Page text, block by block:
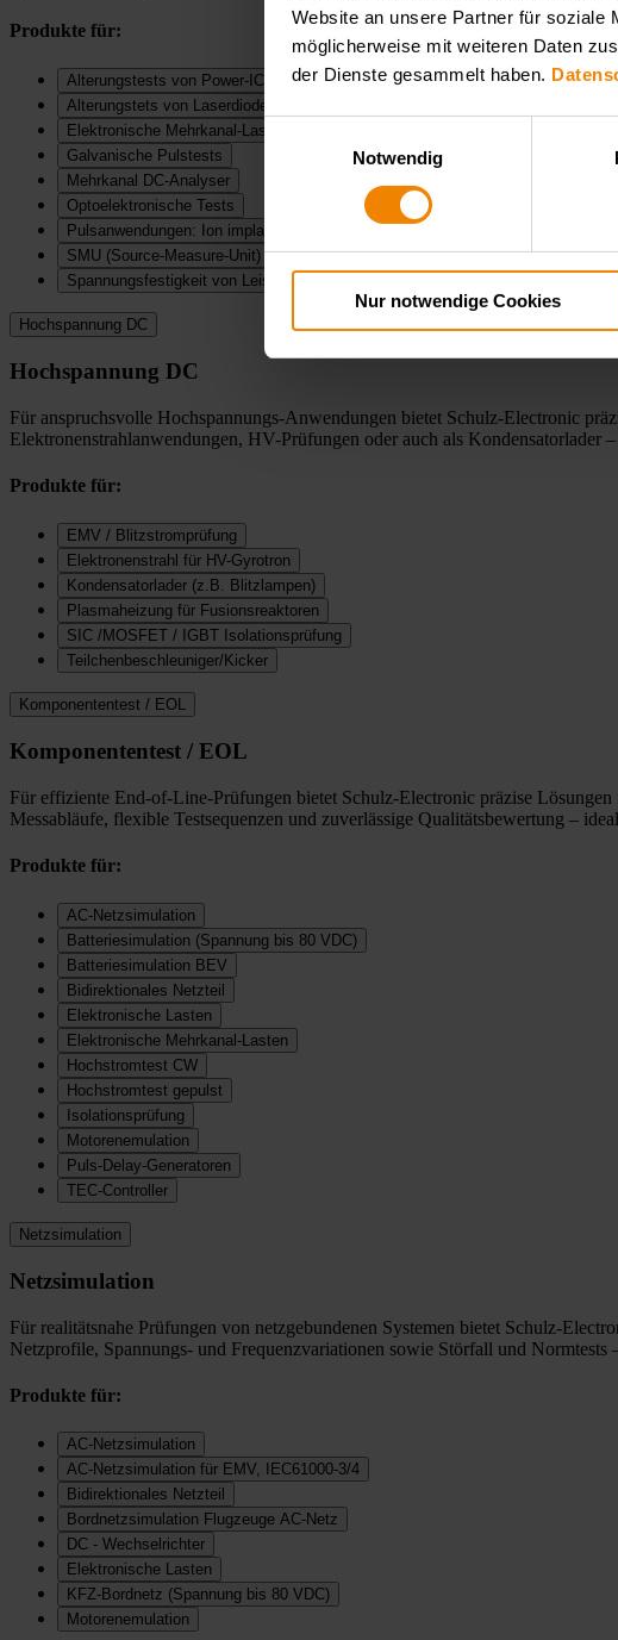
Website an unsere Partner für soziale
möglicherweise mit weiteren Daten
der Dienste gesammelt haben.
Einwilligungsauswahl
Notwendig
Nur notwendige Cookies
Produkte für:
Alterungstests von Power-IC's, DC-DC-Modulen
Alterungstets von Laserdioden, LED, Dioden
Elektronische Mehrkanal-Lasten
Galvanische Pulstests
Mehrkanal DC-Analyser
Optoelektronische Tests
Pulsanwendungen: Ion implantation, Laserpumpen, Galvanisierung
SMU (Source-Measure-Unit)
Spannungsfestigkeit von Leistungshalbleitern
Hochspannung DC
Hochspannung DC
Für anspruchsvolle Hochspannungs-Anwendungen bietet Schulz-Electronic
Elektronenstrahlanwendungen, HV-Prüfungen oder auch als Kondensatorlader
Produkte für:
EMV / Blitzstromprüfung
Elektronenstrahl für HV-Gyrotron
Kondensatorlader (z.B. Blitzlampen)
Plasmaheizung für Fusionsreaktoren
SIC /MOSFET / IGBT Isolationsprüfung
Teilchenbeschleuniger/Kicker
Komponententest / EOL
Komponententest / EOL
Für effiziente End-of-Line-Prüfungen bietet Schulz-Electronic präzise
Messabläufe, flexible Testsequenzen und zuverlässige Qualitätsbewertung –
Produkte für:
AC-Netzsimulation
Batteriesimulation (Spannung bis 80 VDC)
Batteriesimulation BEV
Bidirektionales Netzteil
Elektronische Lasten
Elektronische Mehrkanal-Lasten
Hochstromtest CW
Hochstromtest gepulst
Isolationsprüfung
Motorenemulation
Puls-Delay-Generatoren
TEC-Controller
Netzsimulation
Netzsimulation
Für realitätsnahe Prüfungen von netzgebundenen Systemen bietet Schulz-
Netzprofile, Spannungs- und Frequenzvariationen sowie Störfall und
Produkte für:
AC-Netzsimulation
AC-Netzsimulation für EMV, IEC61000-3/4
Bidirektionales Netzteil
Bordnetzsimulation Flugzeuge AC-Netz
DC - Wechselrichter
Elektronische Lasten
KFZ-Bordnetz (Spannung bis 80 VDC)
Motorenemulation